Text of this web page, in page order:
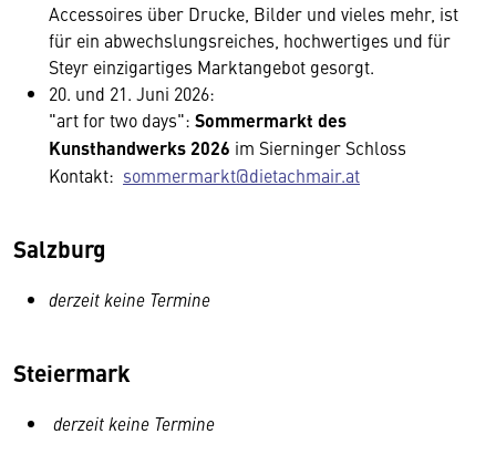
Accessoires über Drucke, Bilder und vieles mehr, ist
für ein abwechslungsreiches, hochwertiges und für
Steyr einzigartiges Marktangebot gesorgt.
20. und 21. Juni 2026:
"art for two days": Sommermarkt des
Kunsthandwerks 2026 im Sierninger Schloss
Kontakt: sommermarkt@dietachmair.at
Salzburg
derzeit keine Termine
Steiermark
derzeit keine Termine